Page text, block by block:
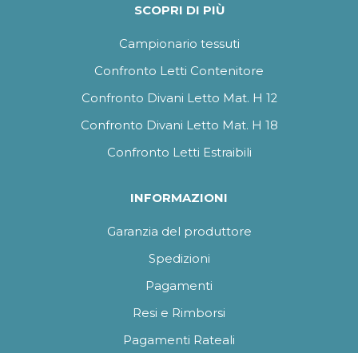
SCOPRI DI PIÙ
Campionario tessuti
Confronto Letti Contenitore
Confronto Divani Letto Mat. H 12
Confronto Divani Letto Mat. H 18
Confronto Letti Estraibili
INFORMAZIONI
Garanzia del produttore
Spedizioni
Pagamenti
Resi e Rimborsi
Pagamenti Rateali